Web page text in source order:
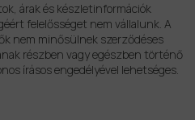
árak és készletinformációk
felelősséget nem vállalunk. A
nem minősülnek szerződéses
részben vagy egészben történő
írásos engedélyével lehetséges.